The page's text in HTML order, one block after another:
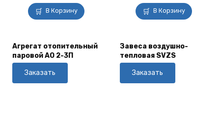
В Корзину
Агрегат отопительный
паровой АО 2-3П
Заказать
В Корзину
Завеса воздушно-
тепловая SVZS
Заказать